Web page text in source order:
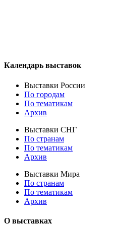
Календарь выставок
Выставки России
По городам
По тематикам
Архив
Выставки СНГ
По странам
По тематикам
Архив
Выставки Мира
По странам
По тематикам
Архив
О выставках